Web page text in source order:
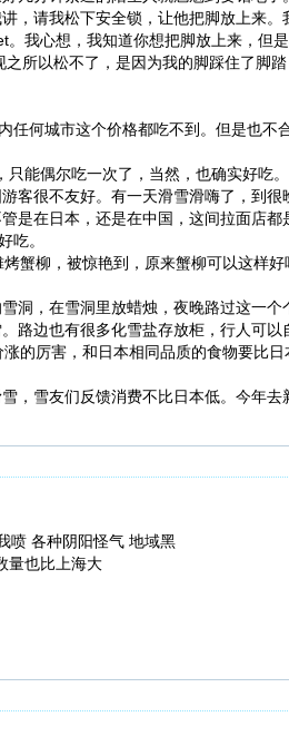
，请我松下安全锁，让他把脚放上来。
我心想，我知道你想把脚放上来，但
所以松不了，是因为我的脚踩住了脚
任何城市这个价格都吃不到。但是也不
能偶尔吃一次了，当然，也确实好吃。
客很不友好。有一天滑雪滑嗨了，到很
是在日本，还是在中国，这间拉面店都
吃。
蟹柳，被惊艳到，原来蟹柳可以这样好
洞，在雪洞里放蜡烛，夜晚路过这一个
路边也有很多化雪盐存放柜，行人可以
的厉害，和日本相同品质的食物要比
，雪友们反馈消费不比日本低。今年去
喷 各种阴阳怪气 地域黑
量也比上海大